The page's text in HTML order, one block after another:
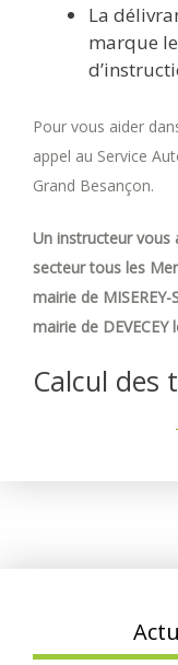
La
marque
Pour vous aider
appel au Service
Grand Besançon.
Un instructeur vous
secteur tous les
mairie de
mairie de
Calcul des